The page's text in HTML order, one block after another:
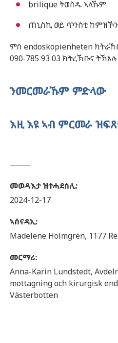
brilique ትወስዱ ኣለኹም
ጠኒስኪ ወይ ጥንስቲ
ምስ endoskopienheten
090-785 93 03 ክትረኽቡና
ንመርመራኹም ምድላው
እዚ እዩ ኣብ ምርመራ
መወዳእታ ዝተሓደሰሊ:
2024-12-17
ኣሰናዳኢ:
Madelene Holmgren, 1177
መርማሪ:
Anna-Karin Lundstedt,
mottagning och kirurgisk
Västerbotten